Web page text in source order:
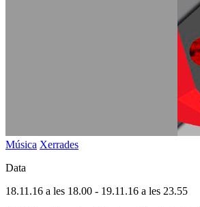
Música Xerrades
Data
18.11.16 a les 18.00 - 19.11.16 a les 23.55